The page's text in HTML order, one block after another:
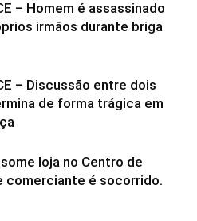
– Homem é assassinado
irmãos durante briga
– Discussão entre dois
de forma trágica em
loja no Centro de
comerciante é socorrido.